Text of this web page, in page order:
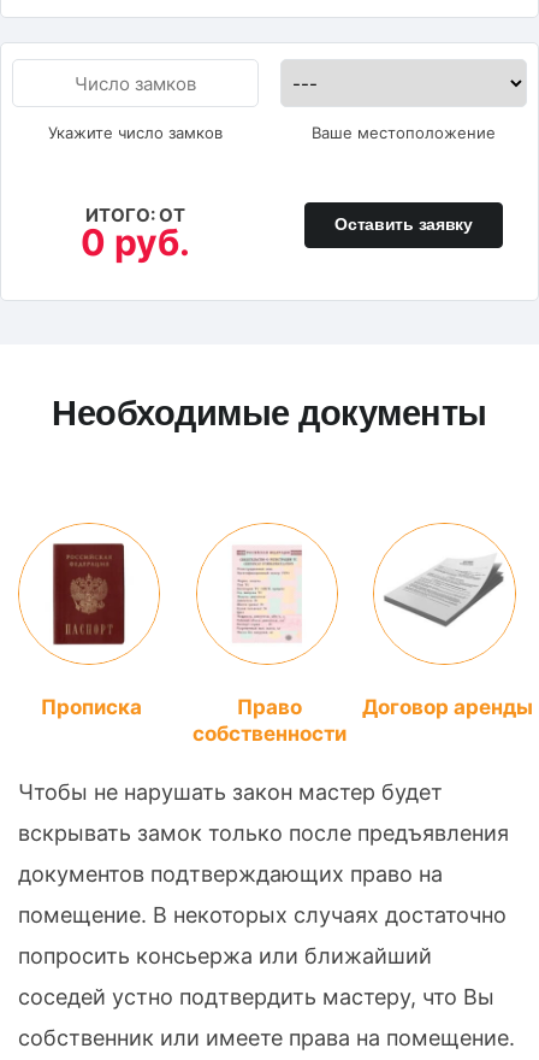
Укажите число замков Ваше местоположение
ИТОГО: ОТ
0 руб. Оставить заявку
Необходимые документы
Прописка
Право
собственности
Договор аренды
Чтобы не нарушать закон мастер будет
вскрывать замок только после предъявления
документов подтверждающих право на
помещение. В некоторых случаях достаточно
попросить консьержа или ближайший
соседей устно подтвердить мастеру, что Вы
собственник или имеете права на помещение.